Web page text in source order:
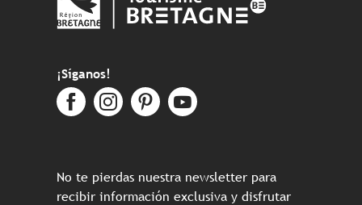
¡Síganos!
No te pierdas nuestra newsletter para
recibir información exclusiva y disfrutar